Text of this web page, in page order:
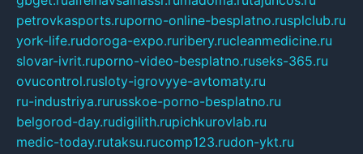
petrovkasports.ruporno-online-besplatno.rusplclub.ru
york-life.rudoroga-expo.ruribery.rucleanmedicine.ru
slovar-ivrit.ruporno-video-besplatno.ruseks-365.ru
ovucontrol.rusloty-igrovyye-avtomaty.ru
ru-industriya.rurusskoe-porno-besplatno.ru
belgorod-day.rudigilith.rupichkurovlab.ru
medic-today.rutaksu.rucomp123.rudon-ykt.ru